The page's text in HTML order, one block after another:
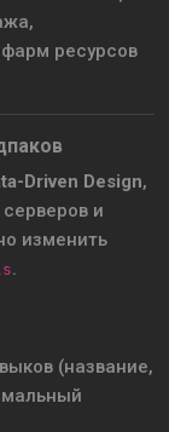
ресурсов
Driven Design,
и
изменить
.
(название,